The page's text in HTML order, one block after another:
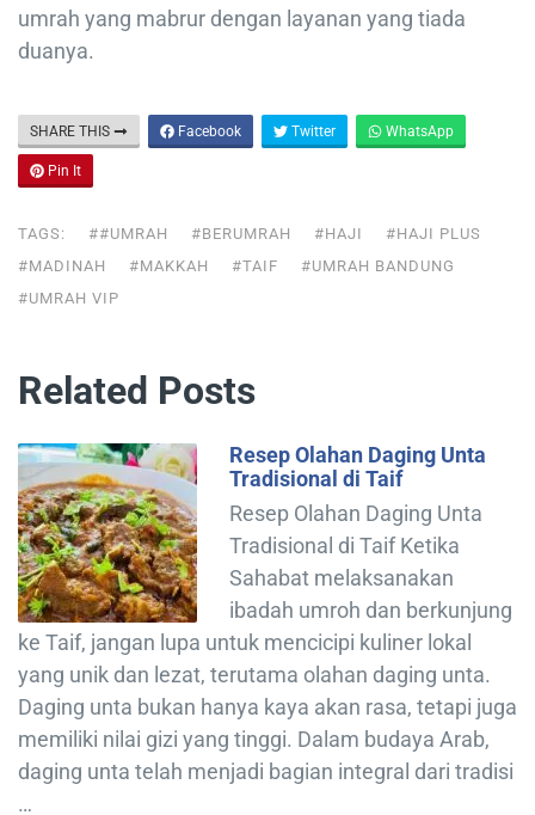
umrah yang mabrur dengan layanan yang tiada
duanya.
SHARE THIS Facebook Twitter WhatsApp
Pin It
TAGS: ##UMRAH #BERUMRAH #HAJI
#HAJI PLUS
#MADINAH
#MAKKAH #TAIF
#UMRAH BANDUNG
#UMRAH VIP
Related Posts
Resep Olahan Daging Unta
Tradisional di Taif
Resep Olahan Daging Unta
Tradisional di Taif Ketika
Sahabat melaksanakan
ibadah umroh dan berkunjung
ke Taif, jangan lupa untuk mencicipi kuliner lokal
yang unik dan lezat, terutama olahan daging unta.
Daging unta bukan hanya kaya akan rasa, tetapi juga
memiliki nilai gizi yang tinggi. Dalam budaya Arab,
daging unta telah menjadi bagian integral dari tradisi
…